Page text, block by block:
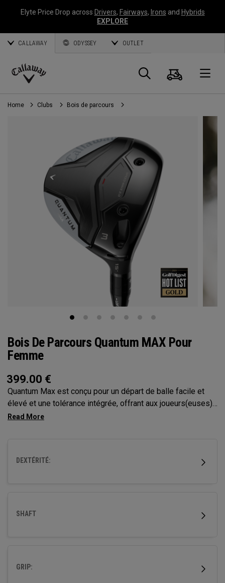
Elyte Price Drop across Drivers, Fairways, Irons and Hybrids
EXPLORE
CALLAWAY ODYSSEY OUTLET
Callaway
Golf
Panier
Home Clubs Bois de parcours
Bois De Parcours Quantum MAX Pour
Femme
399.00 €
Quantum Max est conçu pour un départ de balle facile et
élevé et une tolérance intégrée, offrant aux joueurs(euses)
plus de confiance à chaque swing. Sa face peu profonde
DEXTÉRITÉ:
SHAFT
GRIP: